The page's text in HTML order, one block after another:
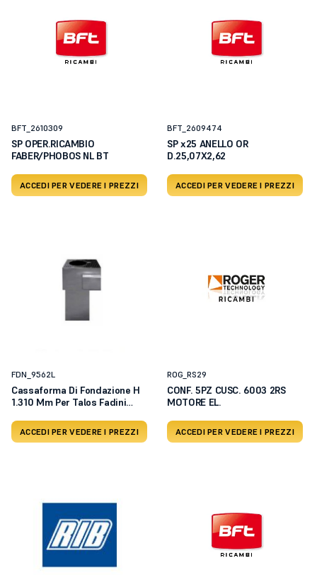
BFT_2610309
SP OPER.RICAMBIO
FABER/PHOBOS NL BT
ACCEDI PER VEDERE I PREZZI
BFT_2609474
SP x25 ANELLO OR
D.25,07X2,62
ACCEDI PER VEDERE I PREZZI
FDN_9562L
Cassaforma Di Fondazione H
1.310 Mm Per Talos Fadini
ACCEDI PER VEDERE I PREZZI
ROG_RS29
CONF. 5PZ CUSC. 6003 2RS
MOTORE EL.
ACCEDI PER VEDERE I PREZZI